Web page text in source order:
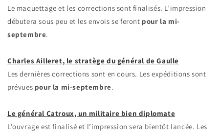
Le maquettage et les corrections sont finalisés. L’impression
débutera sous peu et les envois se feront pour la mi-
septembre.
Charles Ailleret, le stratège du général de Gaulle
Les dernières corrections sont en cours. Les expéditions sont
prévues pour la mi-septembre.
Le général Catroux, un militaire bien diplomate
L’ouvrage est finalisé et l’impression sera bientôt lancée. Les